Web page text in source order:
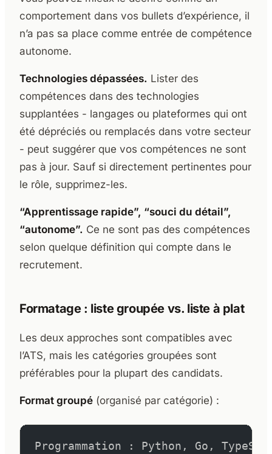
comportement dans vos bullets d’expérience, il
n’a pas sa place comme entrée de compétence
autonome.
Technologies dépassées. Lister des
compétences dans des technologies
supplantées - langages ou plateformes qui ont
été dépréciés ou remplacés dans votre secteur
- peut suggérer que vos compétences ne sont
pas à jour. Sauf si directement pertinentes pour
le rôle, supprimez-les.
“Apprentissage rapide”, “souci du détail”,
“autonome”. Ce ne sont pas des compétences
selon quelque définition qui compte dans le
recrutement.
Formatage : liste groupée vs. liste à plat
Les deux approches sont compatibles avec
l’ATS, mais les catégories groupées sont
préférables pour la plupart des candidats.
Format groupé (organisé par catégorie) :
Programmation : Python, Go,